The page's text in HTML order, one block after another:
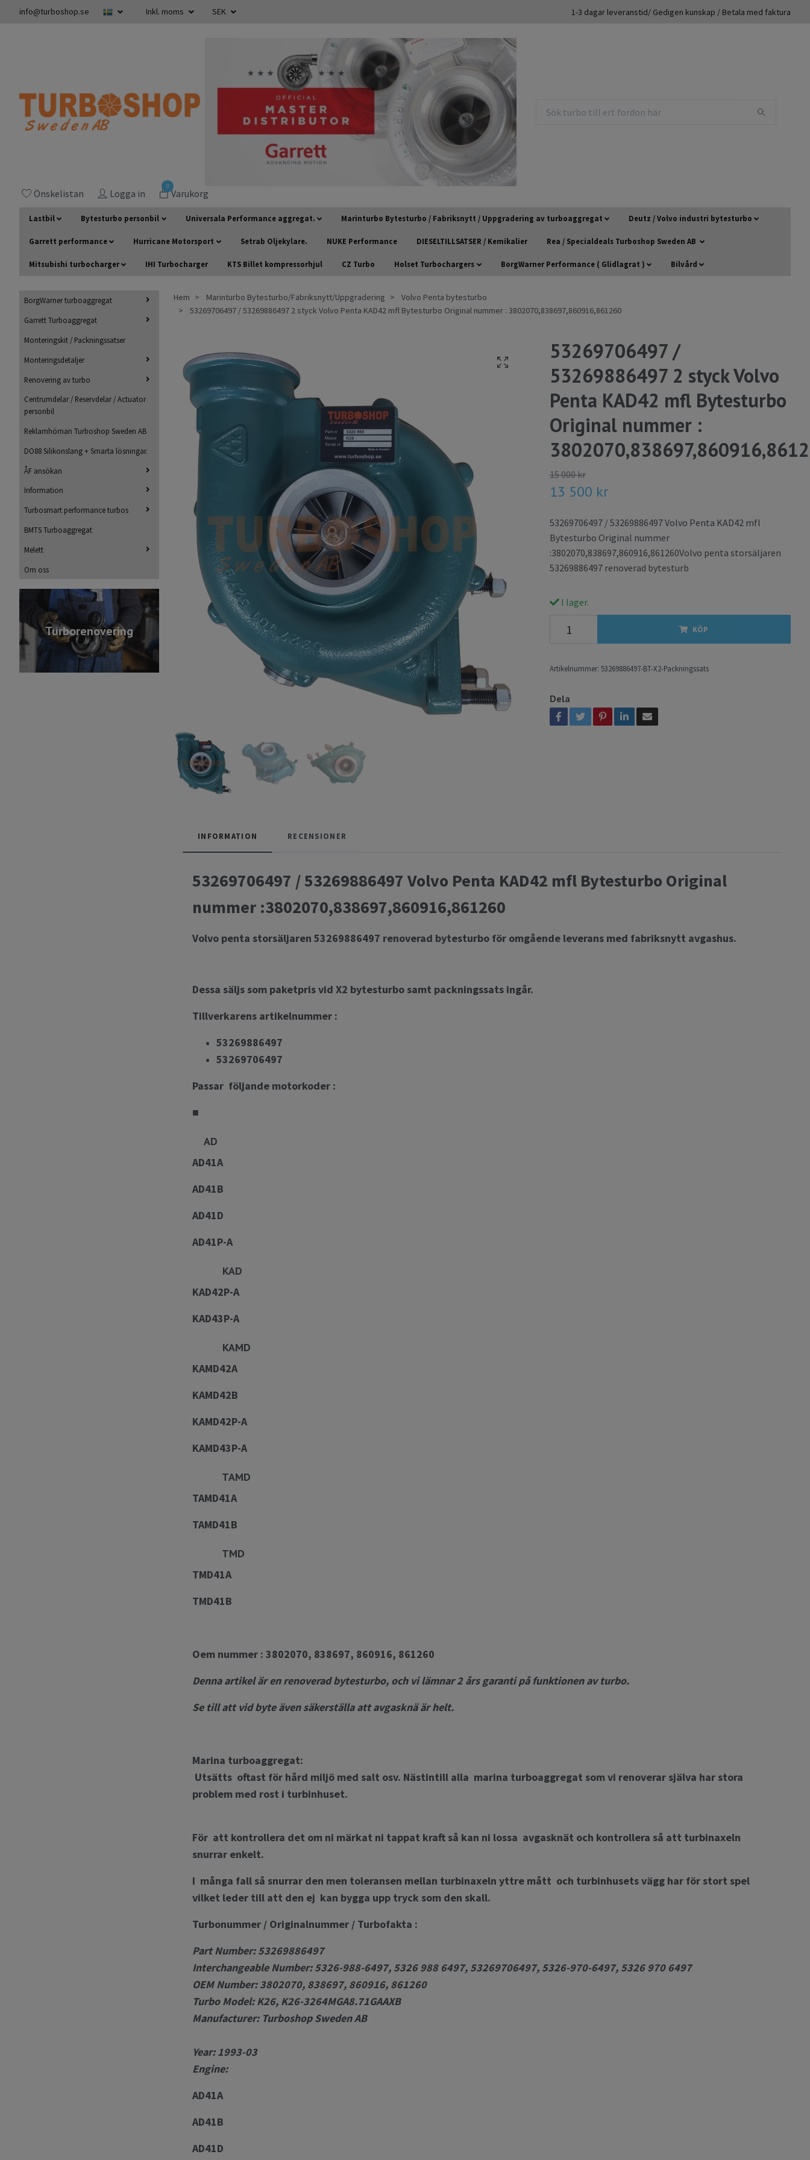
info@turboshop.se Inkl. moms SEK 1-3 dagar leveranstid/ Gedigen kunskap / Betala med faktura
Önskelistan Logga in
0
Varukorg
Lastbil Bytesturbo personbil Universala Performance aggregat. Marinturbo Bytesturbo / Fabriksnytt / Uppgradering av turboaggregat Deutz / Volvo industri bytesturbo
Garrett performance Hurricane Motorsport Setrab Oljekylare. NUKE Performance DIESELTILLSATSER / Kemikalier Rea / Specialdeals Turboshop Sweden AB
Mitsubishi turbocharger IHI Turbocharger KTS Billet kompressorhjul CZ Turbo Holset Turbochargers BorgWarner Performance ( Glidlagrat ) Bilvård
BorgWarner turboaggregat
Garrett Turboaggregat
Monteringskit / Packningssatser
Monteringsdetaljer
Renovering av turbo
Centrumdelar / Reservdelar / Actuator
personbil
Reklamhörnan Turboshop Sweden AB
DO88 Silikonslang + Smarta lösningar.
ÅF ansökan
Information
Turbosmart performance turbos
BMTS Turboaggregat
Melett
Om oss
Turborenovering
Hem Marinturbo Bytesturbo/Fabriksnytt/Uppgradering
Volvo Penta bytesturbo
53269706497 / 53269886497 2 styck Volvo Penta KAD42 mfl Bytesturbo Original nummer : 3802070,838697,860916,861260
53269706497 /
53269886497 2 styck Volvo
Penta KAD42 mfl Bytesturbo
Original nummer :
15 000 kr
13 500 kr
53269706497 / 53269886497 Volvo Penta KAD42 mfl
Bytesturbo Original nummer
:3802070,838697,860916,861260Volvo penta storsäljaren
53269886497 renoverad bytesturb
I lager.
KÖP
Artikelnummer: 53269886497-BT-X2-Packningssats
Dela
INFORMATION RECENSIONER
53269706497 / 53269886497 Volvo Penta KAD42 mfl Bytesturbo Original
nummer :3802070,838697,860916,861260
Volvo penta storsäljaren 53269886497 renoverad bytesturbo för omgående leverans med fabriksnytt avgashus.
Dessa säljs som paketpris vid X2 bytesturbo samt packningssats ingår.
Tillverkarens artikelnummer :
53269886497
53269706497
Passar följande motorkoder :
■
AD
AD41A
AD41B
AD41D
AD41P-A
KAD
KAD42P-A
KAD43P-A
KAMD
KAMD42A
KAMD42B
KAMD42P-A
KAMD43P-A
TAMD
TAMD41A
TAMD41B
TMD
TMD41A
TMD41B
Oem nummer : 3802070, 838697, 860916, 861260
Denna artikel är en renoverad bytesturbo, och vi lämnar 2 års garanti på funktionen av turbo.
Se till att vid byte även säkerställa att avgasknä är helt.
Marina turboaggregat:
Utsätts oftast för hård miljö med salt osv. Nästintill alla marina turboaggregat som vi renoverar själva har stora
problem med rost i turbinhuset.
För att kontrollera det om ni märkat ni tappat kraft så kan ni lossa avgasknät och kontrollera så att turbinaxeln
snurrar enkelt.
I många fall så snurrar den men toleransen mellan turbinaxeln yttre mått och turbinhusets vägg har för stort spel
vilket leder till att den ej kan bygga upp tryck som den skall.
Turbonummer / Originalnummer / Turbofakta :
Part Number: 53269886497
Interchangeable Number: 5326-988-6497, 5326 988 6497, 53269706497, 5326-970-6497, 5326 970 6497
OEM Number: 3802070, 838697, 860916, 861260
Turbo Model: K26, K26-3264MGA8.71GAAXB
Manufacturer: Turboshop Sweden AB
Year: 1993-03
Engine:
AD41A
AD41B
AD41D